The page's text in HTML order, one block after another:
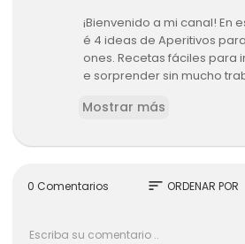
¡Bienvenido a mi canal! En
é 4 ideas de Aperitivos
ones. Recetas fáciles para
e sorprender sin mucho
Salen unos Entrantes
¡No te pierdas este video
❣️Espero que os guste❣️
1. MINI SANDWICHES DE
Mostrar más
0 Comentarios sort ORDENAR POR